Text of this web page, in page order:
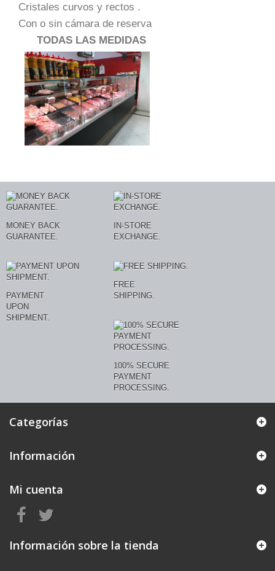
Cristales curvos y rectos .
Con o sin cámara de reserva
TODAS LAS MEDIDAS
MONEY BACK
GUARANTEE.
IN-STORE
EXCHANGE.
PAYMENT
UPON
SHIPMENT.
FREE
SHIPPING.
100% SECURE
PAYMENT
PROCESSING.
Categorías
Información
Mi cuenta
Información sobre la tienda